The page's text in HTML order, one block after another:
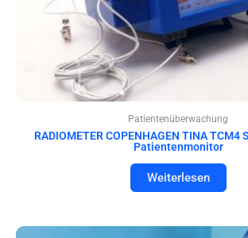
Patientenüberwachung
RADIOMETER COPENHAGEN TINA TCM4
Patientenmonitor
Weiterlesen